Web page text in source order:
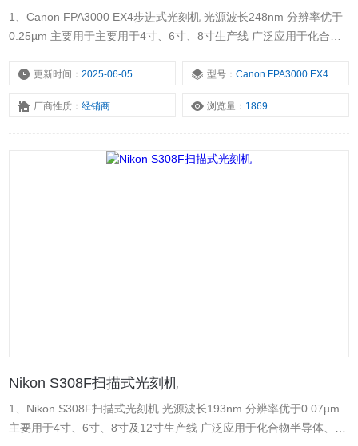
1、Canon FPA3000 EX4步进式光刻机 光源波长248nm 分辨率优于
0.25µm 主要用于主要用于4寸、6寸、8寸生产线 广泛应用于化合物
0.25µm N.A.0.4~0.6 曝光光源248nm 倍率5:1 最大曝光现场
更新时间：2025-06-05 型号：Canon FPA3000 EX4
厂商性质：经销商 浏览量： 1869
Nikon S308F扫描式光刻机
1、Nikon S308F扫描式光刻机 光源波长193nm 分辨率优于0.07µm
主要用于4寸、6寸、8寸及12寸生产线 广泛应用于化合物半导体、